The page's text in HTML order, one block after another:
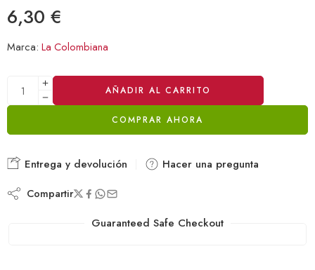
6,30 €
Marca: La Colombiana
AÑADIR AL CARRITO
COMPRAR AHORA
Alternative:
Entrega y devolución Hacer una pregunta
Compartir
Guaranteed Safe Checkout